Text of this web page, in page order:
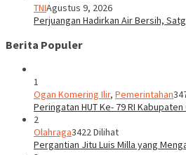
TNIAgustus 9, 2026
Perjuangan Hadirkan Air Bersih,
Berita Populer
1
Ogan Komering Ilir, Pemerintahan
Peringatan HUT Ke- 79 RI
2
Olahraga3422 Dilihat
Pergantian Jitu Luis Milla yang